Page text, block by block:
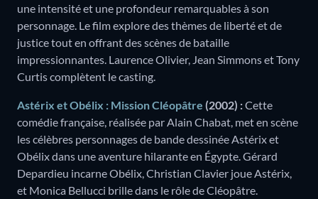
une intensité et une profondeur remarquables à son
personnage. Le film explore des thèmes de liberté et de
justice tout en offrant des scènes de bataille
impressionnantes. Laurence Olivier, Jean Simmons et Tony
Curtis complètent le casting.
Astérix et Obélix : Mission Cléopâtre (2002) :Cette
comédie française, réalisée par Alain Chabat, met en scène
les célèbres personnages de bande dessinée Astérix et
Obélix dans une aventure hilarante en Égypte. Gérard
Depardieu incarne Obélix, Christian Clavier joue Astérix,
et Monica Bellucci brille dans le rôle de Cléopâtre.